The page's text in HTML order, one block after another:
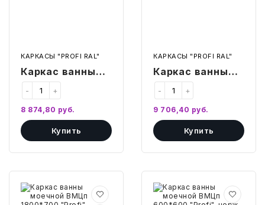
КАРКАСЫ "PROFI RAL"
Каркас ванны
моечной ВМЦп
1400*700
"Profi", полимер
+
-
8 874,80 руб.
Купить
КАРКАСЫ "PROFI RAL"
Каркас ванны
моечной ВМЦп
1800*600
"Profi", полимер
+
-
9 706,40 руб.
Купить
Каркас
ванны
Каркас
ванны